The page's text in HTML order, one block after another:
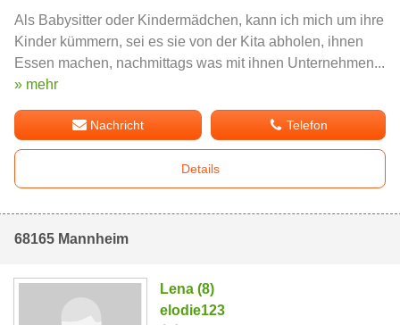
Als Babysitter oder Kindermädchen, kann ich mich um ihre
Kinder kümmern, sei es sie von der Kita abholen, ihnen
Essen machen, nachmittags was mit ihnen Unternehmen...
» mehr
Nachricht Telefon
Details
68165 Mannheim
Lena (8)
elodie123